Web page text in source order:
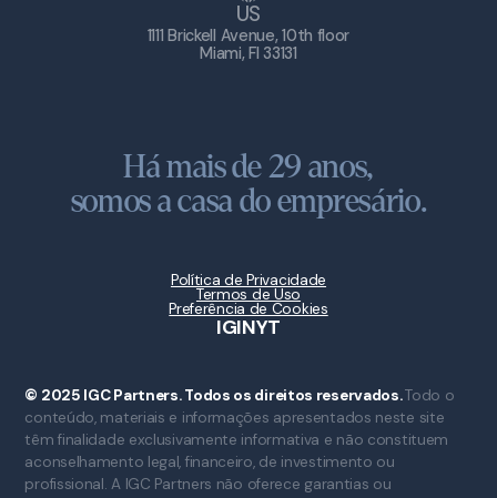
US
1111 Brickell Avenue, 10th floor
Miami, Fl 33131
Há mais de 29 anos,
somos a casa do empresário.
Política de Privacidade
Termos de Uso
Preferência de Cookies
IGINYT
© 2025 IGC Partners. Todos os direitos reservados.Todo o
conteúdo, materiais e informações apresentados neste site
têm finalidade exclusivamente informativa e não constituem
aconselhamento legal, financeiro, de investimento ou
profissional. A IGC Partners não oferece garantias ou